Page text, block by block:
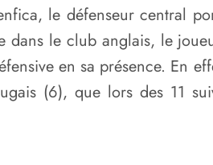
le défenseur central
dans le club anglais, le
en sa présence. En
(6), que lors des 11